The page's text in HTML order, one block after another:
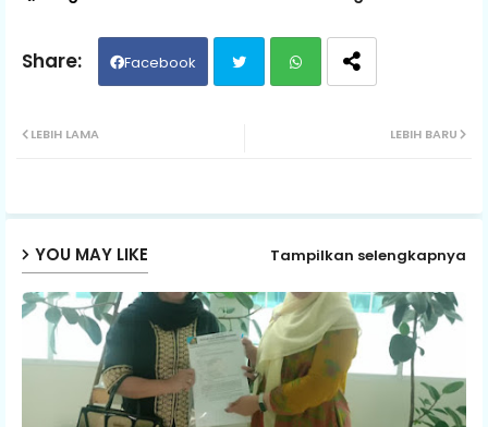
Facebook
ap
p
LEBIH BARU
LEBIH LAMA
YOU MAY LIKE Tampilkan selengkapnya